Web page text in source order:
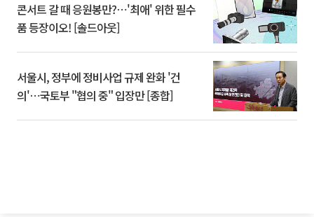
콘서트 갈 때 응원봉만?⋯'최애' 위한 필수
품 등장이오! [솔드아웃]
서울시, 정부에 정비사업 규제 완화 '건
의'⋯국토부 "협의 중" 입장만 [종합]